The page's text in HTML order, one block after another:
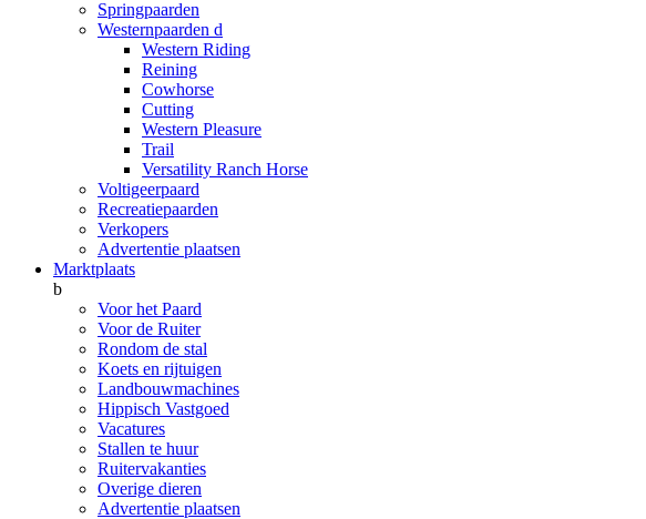
Springpaarden
Westernpaarden d
Western Riding
Reining
Cowhorse
Cutting
Western Pleasure
Trail
Versatility Ranch Horse
Voltigeerpaard
Recreatiepaarden
Verkopers
Advertentie plaatsen
Marktplaats
b
Voor het Paard
Voor de Ruiter
Rondom de stal
Koets en rijtuigen
Landbouwmachines
Hippisch Vastgoed
Vacatures
Stallen te huur
Ruitervakanties
Overige dieren
Advertentie plaatsen